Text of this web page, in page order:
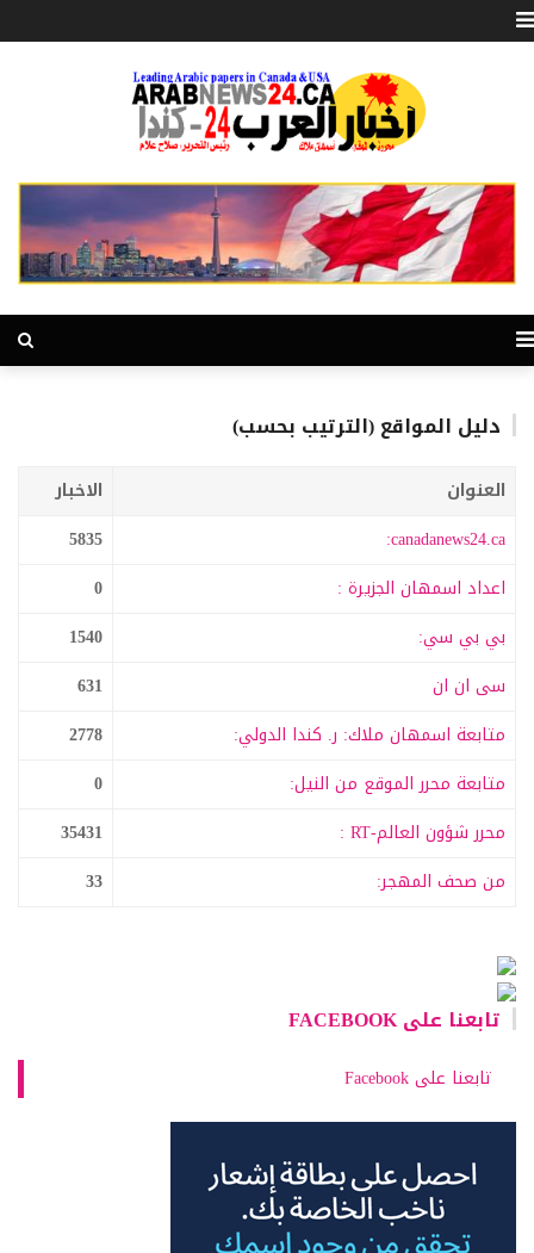
دليل المواقع (الترتيب بحسب)
العنوان
الاخبار
canadanews24.ca:
5835
اعداد اسمهان الجزيرة :
0
بي بي سي:
1540
سى ان ان
631
متابعة اسمهان ملاك: ر. كندا الدولي:
2778
متابعة محرر الموقع من النيل:
0
محرر شؤون العالم-RT :
35431
من صحف المهجر:
33
تابعنا على FACEBOOK
تابعنا على Facebook